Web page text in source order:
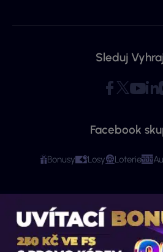
Sleduj
Facebook
Bonusy Losy Loterie
Copyright © 2026 - Všechna práva
varuje: Účastí na hazardní hře může
informační charakter. Veškeré informace